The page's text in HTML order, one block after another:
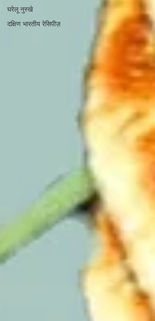
घरेलू नुस्खे
दक्षिण भारतीय रेसिपीज़